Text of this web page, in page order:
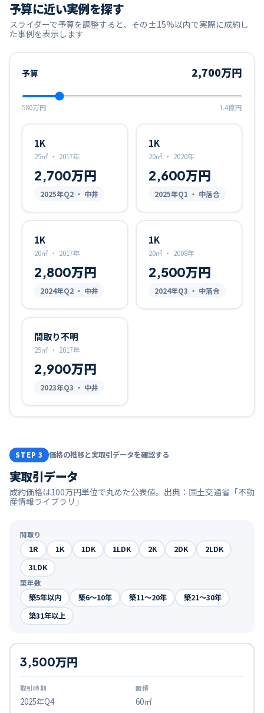
予算に近い実例を探す
スライダーで予算を調整すると、その±15%以内で実際に成約し
た事例を表示します
予算 2,700万円
580万円 1.4億円
1K
25㎡ ・ 2017年
2,700万円
2025年Q2 ・ 中井
1K
20㎡ ・ 2020年
2,600万円
2025年Q1 ・ 中落合
1K
20㎡ ・ 2017年
2,800万円
2024年Q2 ・ 中井
1K
20㎡ ・ 2008年
2,500万円
2024年Q3 ・ 中落合
間取り不明
25㎡ ・ 2017年
2,900万円
2023年Q3 ・ 中井
STEP 3 価格の推移と実取引データを確認する
実取引データ
成約価格は100万円単位で丸めた公表値。出典：国土交通省「不動
産情報ライブラリ」
間取り
1R 1K 1DK 1LDK 2K 2DK
2LDK
3LDK
築年数
築5年以内 築6〜10年 築11〜20年
築21〜30年
築31年以上
2025年Q4
3,500万円
60㎡